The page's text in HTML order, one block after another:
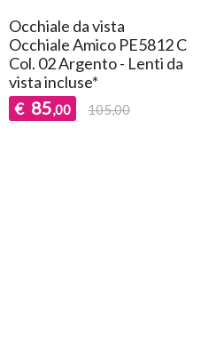
Occhiale da vista
Occhiale Amico PE5812 C
Col. 02 Argento - Lenti da
vista incluse*
€ 85,00 105,00